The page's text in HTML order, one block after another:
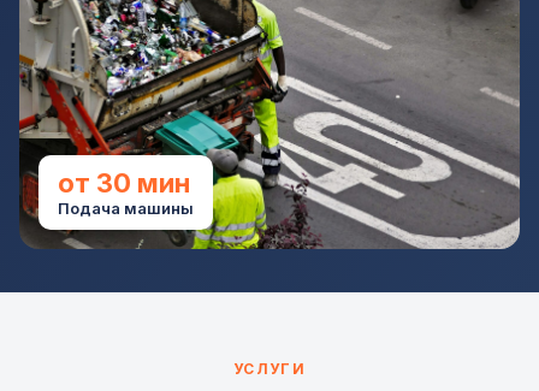
от 30 мин
Подача машины
УСЛУГИ